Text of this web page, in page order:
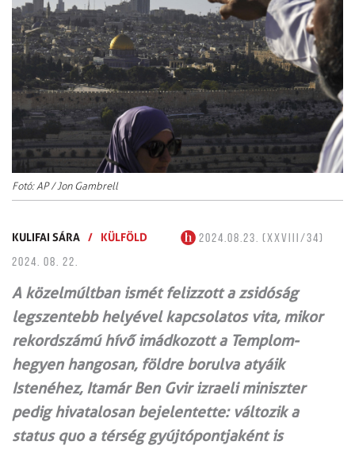
Fotó: AP / Jon Gambrell
KULIFAI SÁRA / KÜLFÖLD
2024.08.23. (XXVIII/34)
2024. 08. 22.
A közelmúltban ismét felizzott a zsidóság
legszentebb helyével kapcsolatos vita, mikor
rekordszámú hívő imádkozott a Templom-
hegyen hangosan, földre borulva atyáik
Istenéhez, Itamár Ben Gvir izraeli miniszter
pedig hivatalosan bejelentette: változik a
status quo a térség gyújtópontjaként is